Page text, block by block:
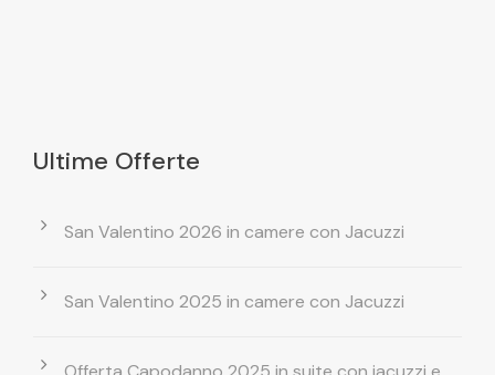
Ultime Offerte
San Valentino 2026 in camere con Jacuzzi
San Valentino 2025 in camere con Jacuzzi